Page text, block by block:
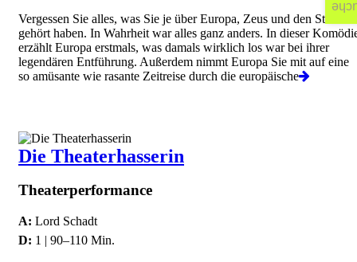
Vergessen Sie alles, was Sie je über Europa, Zeus und den Stier
gehört haben. In Wahrheit war alles ganz anders. In dieser
erzählt Europa erstmals, was damals wirklich los war bei ihrer
legendären Entführung. Außerdem nimmt Europa Sie mit auf eine
so amüsante wie rasante Zeitreise durch die europäische
Die Theaterhasserin
Theaterperformance
A: Lord Schadt
D: 1 | 90–110 Min.